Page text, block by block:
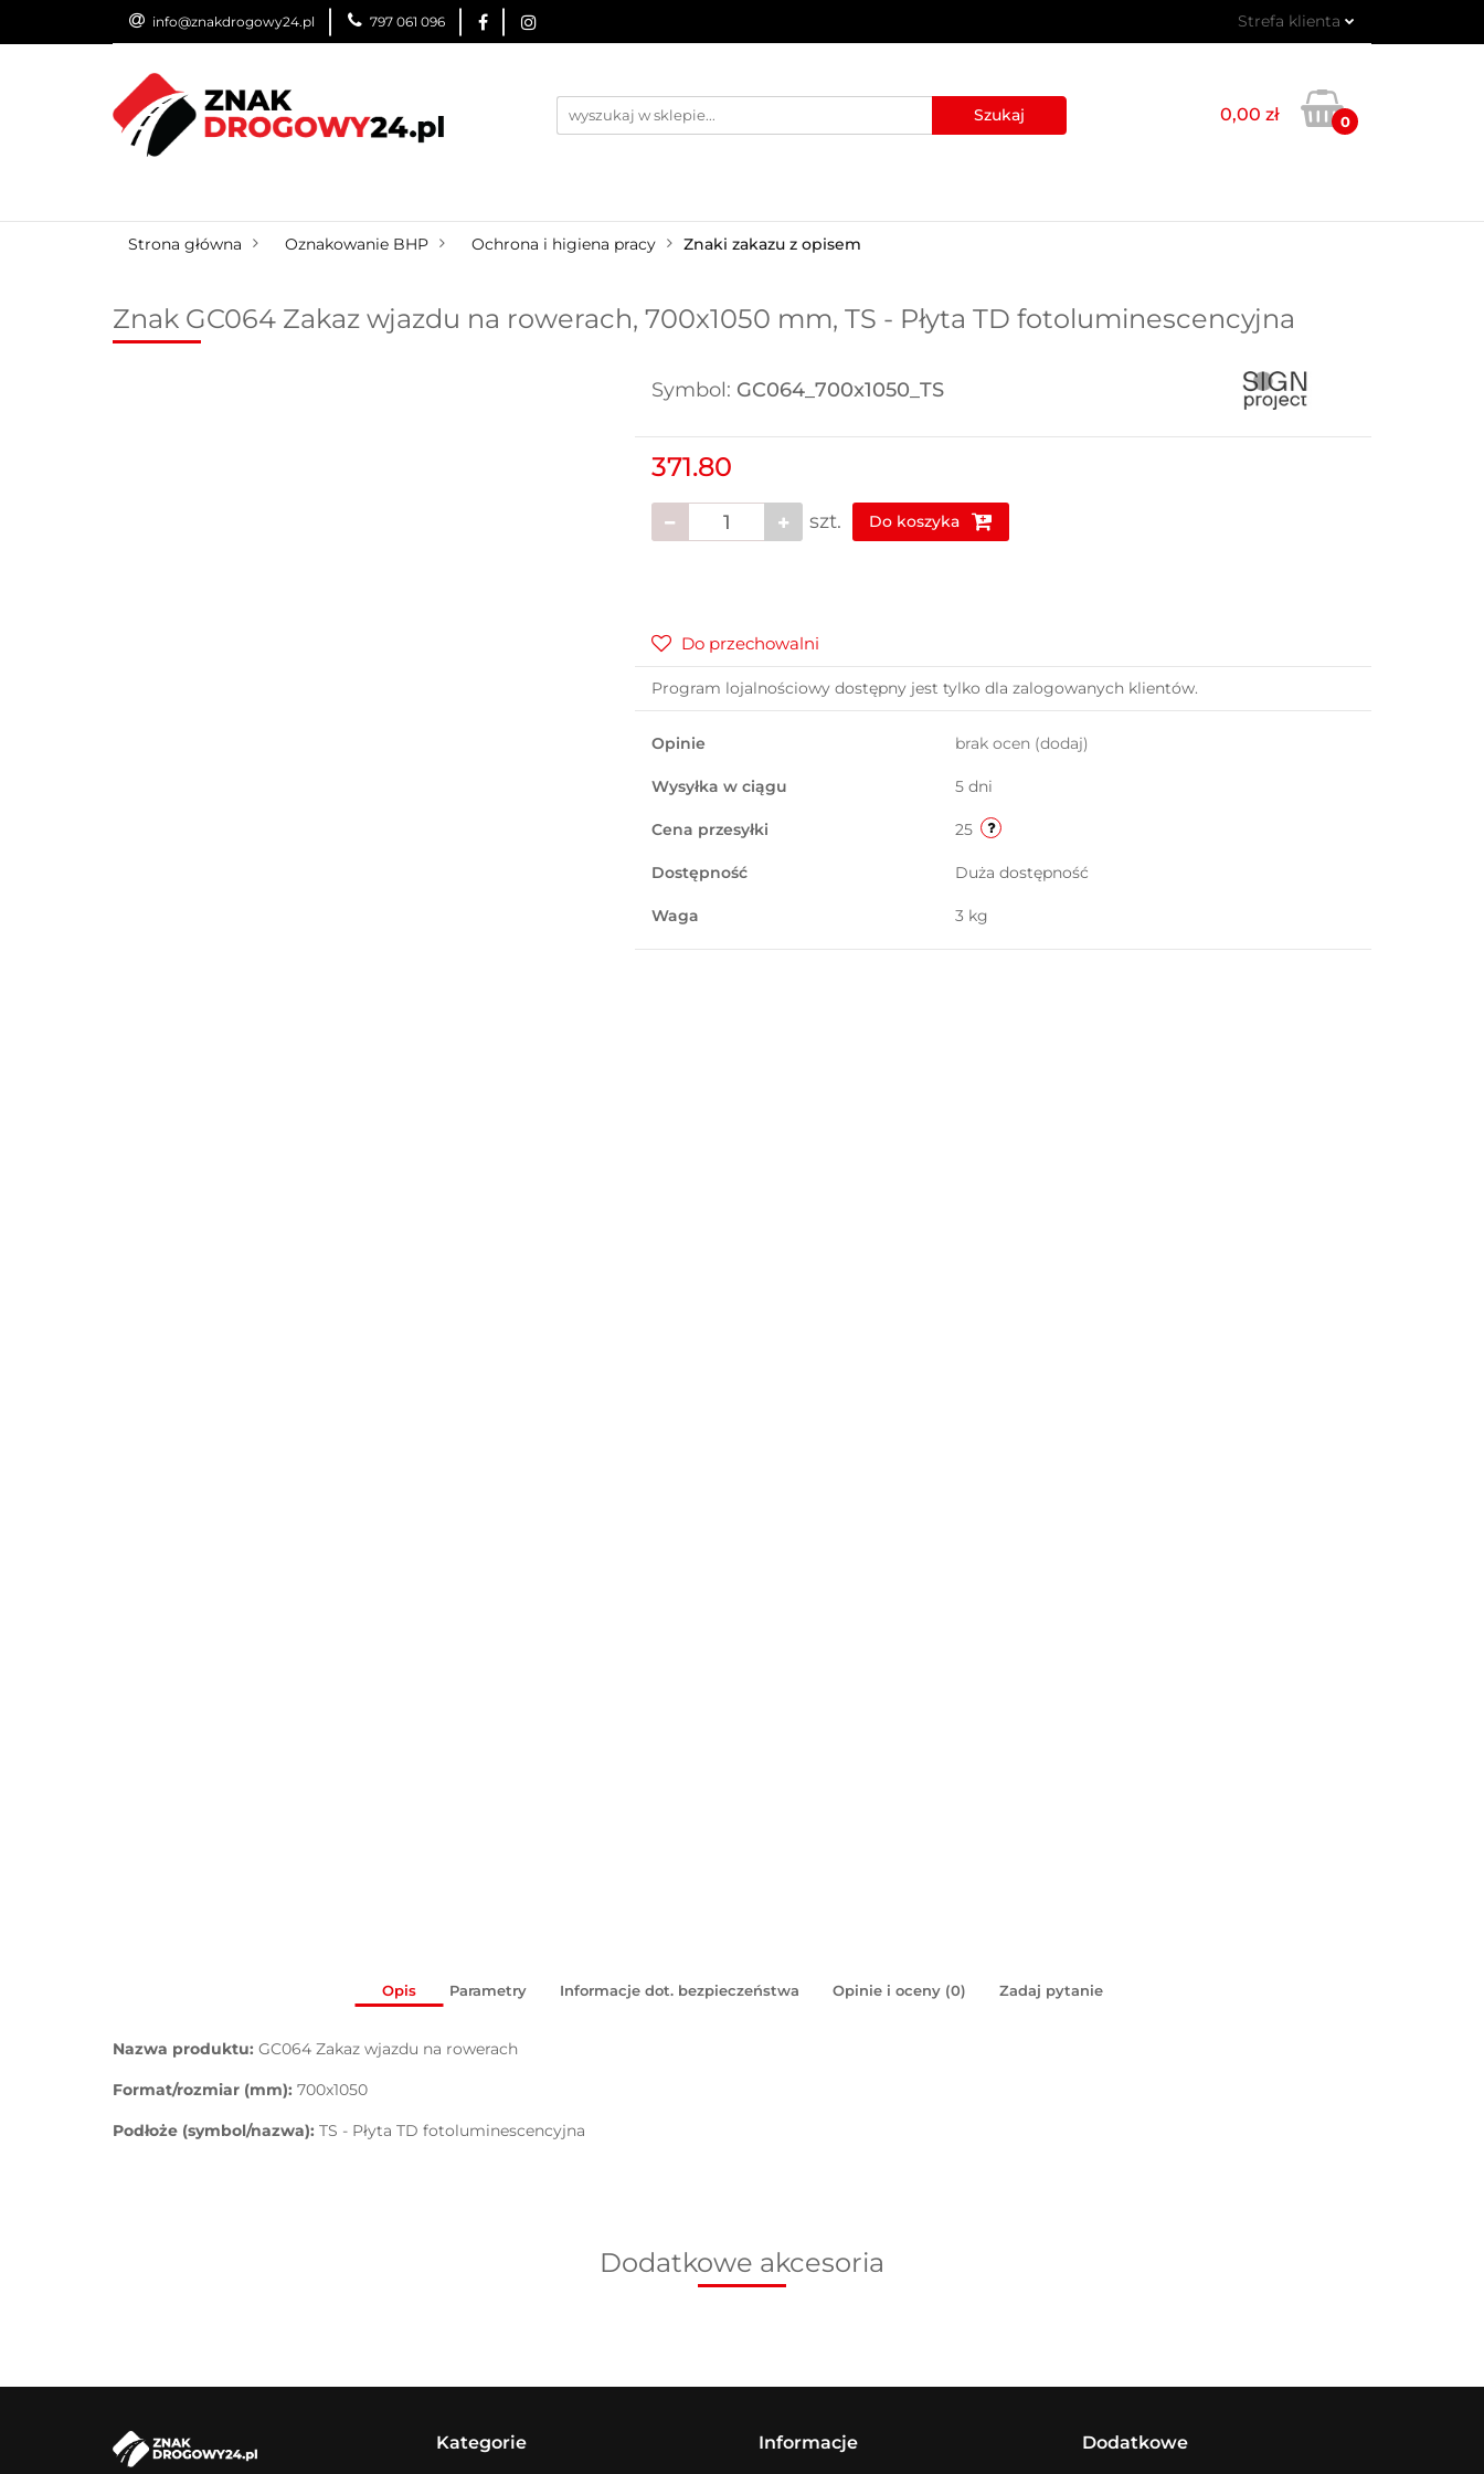
info@znakdrogowy24.pl 797 061 096 Strefa klienta
Zarejestruj się
Dodaj zgłoszenie
0,00 zł 0
ZNAKI DROGOWE URZĄDZENIA BRD
Strona główna Oznakowanie BHP Ochrona i higiena pracy Znaki zakazu z opisem
Znak GC064 Zakaz wjazdu na rowerach, 700x1050 mm, TS - Płyta TD fotoluminescencyjna
Symbol: GC064_700x1050_TS
371.80
szt. Do koszyka
Do przechowalni
Program lojalnościowy dostępny jest tylko dla zalogowanych klientów.
Opinie brak ocen (dodaj)
Wysyłka w ciągu 5 dni
Cena przesyłki 25
Dostępność Duża dostępność
Waga 3 kg
Opis Parametry Informacje dot. bezpieczeństwa Opinie i oceny (0) Zadaj pytanie
Nazwa produktu: GC064 Zakaz wjazdu na rowerach
Format/rozmiar (mm): 700x1050
Podłoże (symbol/nazwa): TS - Płyta TD fotoluminescencyjna
Dodatkowe akcesoria
Kategorie Informacje Dodatkowe